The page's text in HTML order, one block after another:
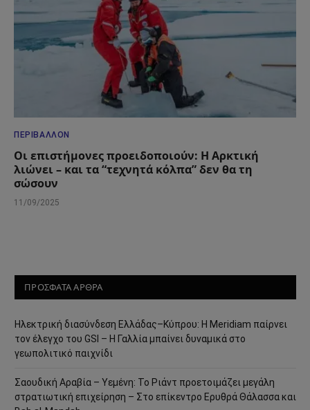
ΠΕΡΙΒΆΛΛΟΝ
Οι επιστήμονες προειδοποιούν: Η Αρκτική
λιώνει – και τα “τεχνητά κόλπα” δεν θα τη
σώσουν
11/09/2025
ΠΡΟΣΦΑΤΑ ΑΡΘΡΑ
Ηλεκτρική διασύνδεση Ελλάδας–Κύπρου: Η Meridiam παίρνει
τον έλεγχο του GSI – Η Γαλλία μπαίνει δυναμικά στο
γεωπολιτικό παιχνίδι
Σαουδική Αραβία – Υεμένη: Το Ριάντ προετοιμάζει μεγάλη
στρατιωτική επιχείρηση – Στο επίκεντρο Ερυθρά Θάλασσα και